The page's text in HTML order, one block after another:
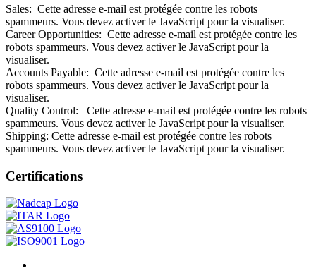
Sales: Cette adresse e-mail est protégée contre les robots
spammeurs. Vous devez activer le JavaScript pour la visualiser.
Career Opportunities: Cette adresse e-mail est protégée contre les
robots spammeurs. Vous devez activer le JavaScript pour la
visualiser.
Accounts Payable: Cette adresse e-mail est protégée contre les
robots spammeurs. Vous devez activer le JavaScript pour la
visualiser.
Quality Control: Cette adresse e-mail est protégée contre les robots
spammeurs. Vous devez activer le JavaScript pour la visualiser.
Shipping: Cette adresse e-mail est protégée contre les robots
spammeurs. Vous devez activer le JavaScript pour la visualiser.
Certifications